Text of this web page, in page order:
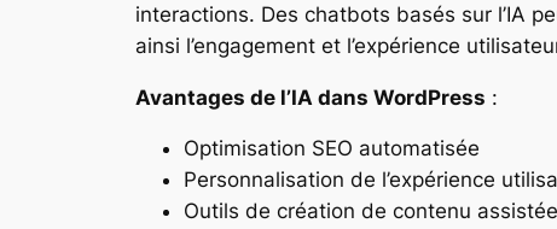
interactions. Des chatbots basés sur l’IA
ainsi l’engagement et l’expérience
Avantages de l’IA dans WordPress :
Optimisation SEO automatisée
Personnalisation de l’expérience
Outils de création de contenu